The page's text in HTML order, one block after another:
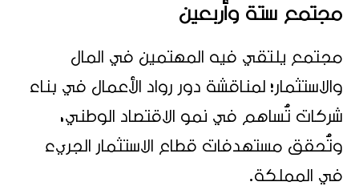
مجتمع ستة وأربعين
مجتمع يلتقي فيه المهتمين في المال
والاستثمار؛ لمناقشة دور رواد الأعمال في بناء
شركات تُساهم في نمو الاقتصاد الوطني،
وتُحقق مستهدفات قطاع الاستثمار الجريء
في المملكة.